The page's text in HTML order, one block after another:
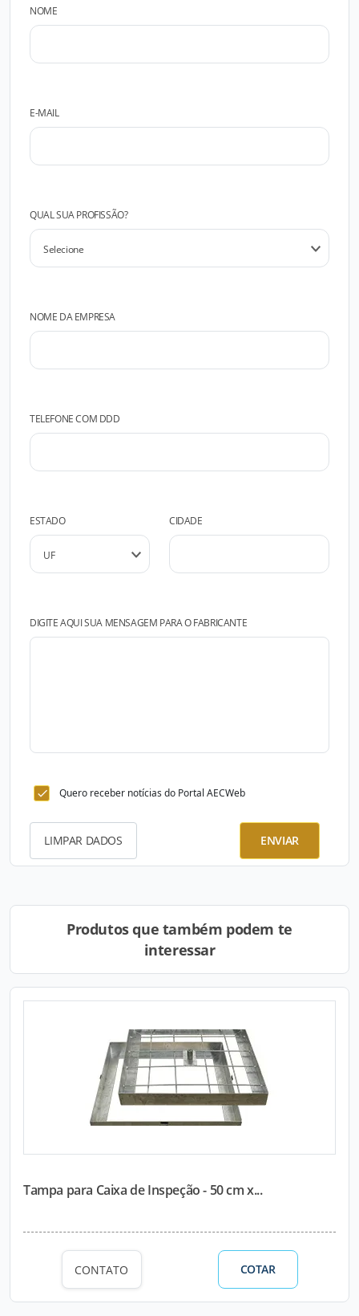
NOME
E-MAIL
QUAL SUA PROFISSÃO?
NOME DA EMPRESA
TELEFONE COM DDD
ESTADO CIDADE
DIGITE AQUI SUA MENSAGEM PARA O FABRICANTE
Quero receber notícias do Portal AECWeb
LIMPAR DADOS ENVIAR
Produtos que também podem te
interessar
Tampa para Caixa de Inspeção - 50 cm x...
CONTATO COTAR